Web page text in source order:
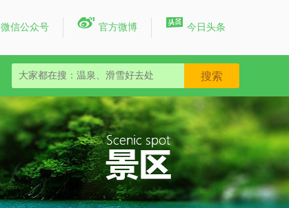
微信公众号  官方微博  今日头条